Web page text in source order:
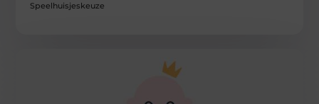
Speelhuisjeskeuze